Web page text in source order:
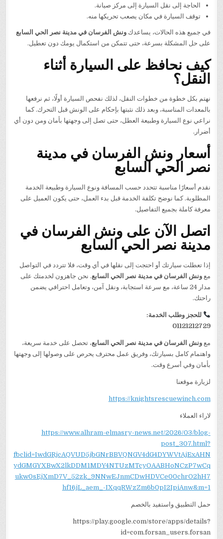
الحاجة إلى نقل السيارة إلى مركز صيانة.
توقف السيارة في مكان يصعب تحريكها منه.
في جميع هذه الحالات، يساعدكونش الفرسان في مدينة نصر الحي السابع
على حل المشكلة بسرعة، حتى تتمكن من استكمال يومك دون تعطيل.
كيف نحافظ على السيارة أثناء
النقل؟
نهتم بكل خطوة من خطوات النقل، لذلك نفحص السيارة أولًا، ثم نرفعها
بالمعدات المناسبة، وبعد ذلك نثبتها بإحكام على الونش قبل التحرك. كما
نراعي نوع السيارة وطبيعة العطل، حتى تصل إلى وجهتها بأمان ومن دون أي
أضرار.
أسعار ونش الفرسان في مدينة
نصر الحي السابع
نقدم أسعارًا مناسبة تتحدد حسب المسافة ونوع السيارة وطبيعة الخدمة
المطلوبة. كما نوضح تكلفة الخدمة قبل بدء العمل، حتى يكون العميل على
معرفة كاملة بجميع التفاصيل.
اتصل الآن على ونش الفرسان في
مدينة نصر الحي السابع
إذا تعطلت سيارتك أو احتجت إلى نقلها في أي وقت، فلا تتردد في التواصل
معونش الفرسان في مدينة نصر الحي السابع. نحن جاهزون لخدمتك على
مدار 24 ساعة، مع سرعة استجابة، ونقل آمن، وتعامل احترافي يضمن
راحتك.
للحجز وطلب الخدمة:
01121212729
معونش الفرسان في مدينة نصر الحي السابع، تحصل على خدمة سريعة،
واهتمام كامل بسيارتك، وفريق عمل محترف يحرص على وصولها إلى وجهتها
بأمان وفي أسرع وقت.
لزيارة موقعنا
https://knightsrescuewinch.com
لاراء العملاء
https://www.alhram-elmasry-news.net/2026/03/blog-
post_307.html?
fbclid=IwdGRjcAQVUD5jbGNrBBVQNGV4dG4DYWVtAjExAHN
ydGMGYXBwX2lkDDM1MDY4NTUzMTcyOAABHoNCzP7wCq
ukw0sEjXmD7V_52zk_9NNwEJnmCDwHDVCe00chrO2hH7
hf16jL_aem_-IXqqRWzZm6b0pI2IpiAnw&m=1
حمل التطبيق واستفيد بالخصم
https://play.google.com/store/apps/details?
id=com.forsan_users.forsan